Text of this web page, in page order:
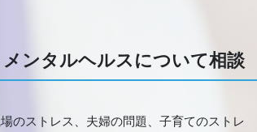
ンタルヘルスについて相談
のストレス、夫婦の問題、子育てのストレ